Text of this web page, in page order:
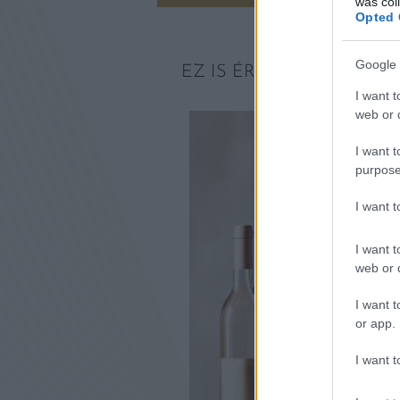
Opted
Google
I want
web or
I want
I want
I want
web or
I want
or app.
I want
EZ IS ÉRDEKELHET